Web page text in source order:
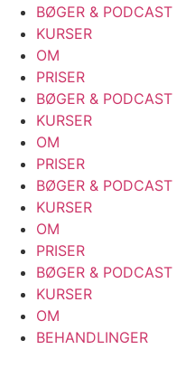
BØGER & PODCAST
KURSER
OM
PRISER
BØGER & PODCAST
KURSER
OM
PRISER
BØGER & PODCAST
KURSER
OM
PRISER
BØGER & PODCAST
KURSER
OM
BEHANDLINGER